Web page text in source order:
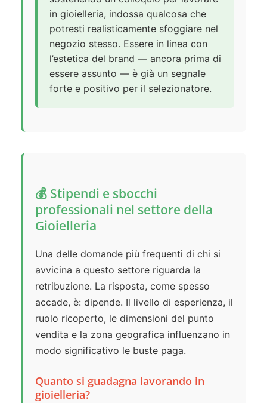
in gioielleria, indossa qualcosa che
potresti realisticamente sfoggiare nel
negozio stesso. Essere in linea con
l’estetica del brand — ancora prima di
essere assunto — è già un segnale
forte e positivo per il selezionatore.
💰 Stipendi e sbocchi
professionali nel settore della
Gioielleria
Una delle domande più frequenti di chi si
avvicina a questo settore riguarda la
retribuzione. La risposta, come spesso
accade, è: dipende. Il livello di esperienza, il
ruolo ricoperto, le dimensioni del punto
vendita e la zona geografica influenzano in
modo significativo le buste paga.
Quanto si guadagna lavorando in
gioielleria?